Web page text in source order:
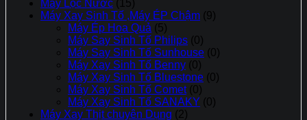
Máy Lọc Nước (15)
Máy Xay Sinh Tố ,Máy ÉP Chậm (9)
Máy Ép Hoa Quả (5)
Máy Say Sinh Tố Philips (0)
Máy Say Sinh Tố Sunhouse (0)
Máy Xay Sinh Tố Benny (0)
Máy Xay Sinh Tố Bluestone (0)
Máy Xay Sinh Tố Comet (0)
Máy Xay Sinh Tố SANAKY (0)
Máy Xay Thịt chuyên Dụng (2)